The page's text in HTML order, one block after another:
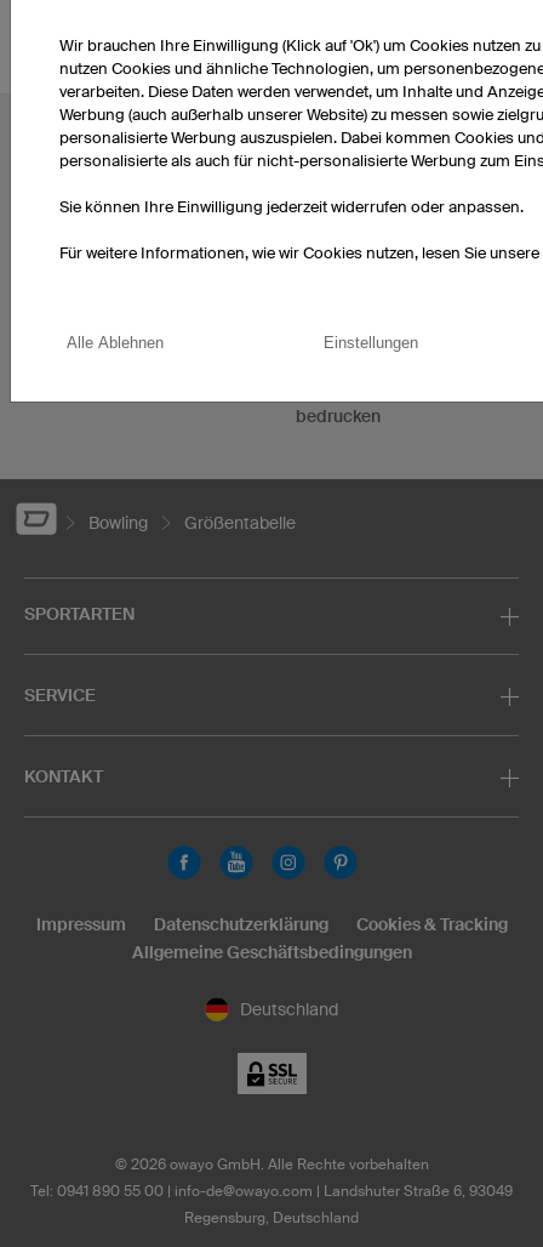
BELIEBTE THEMEN
Fußballtrikots
Darttrikots
Trikotsätze Fußballtrikots
bedrucken
Bowling Größentabelle
SPORTARTEN
SERVICE
KONTAKT
Deutschland
Impressum Datenschutzerklärung
Cookies & Tracking
Allgemeine Geschäftsbedingungen
© 2026owayo GmbH. Alle Rechte vorbehalten
Tel: 0941 890 55 00 | info-de@owayo.com | Landshuter Straße 6, 93049
Regensburg, Deutschland
Wir brauchen Ihre Einwilligung (Klick auf 'Ok') um Cookies nutzen
nutzen Cookies und ähnliche Technologien, um
verarbeiten. Diese Daten werden verwendet, um Inhalte und
Werbung (auch außerhalb unserer Website) zu messen sowie
personalisierte Werbung auszuspielen. Dabei kommen Cookies
personalisierte als auch für nicht-personalisierte Werbung zum
Sie können Ihre Einwilligung jederzeit widerrufen oder anpassen.
Für weitere Informationen, wie wir Cookies nutzen, lesen Sie unsere
Alle Ablehnen Einstellungen